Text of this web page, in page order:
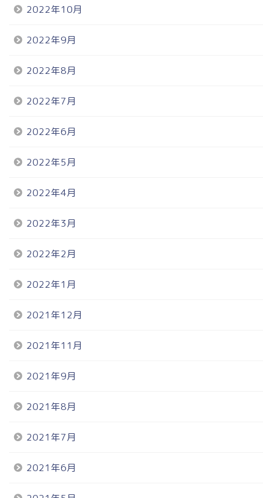
2022年10月
2022年9月
2022年8月
2022年7月
2022年6月
2022年5月
2022年4月
2022年3月
2022年2月
2022年1月
2021年12月
2021年11月
2021年9月
2021年8月
2021年7月
2021年6月